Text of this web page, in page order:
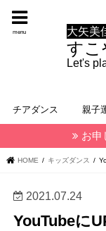
大矢美
すこ
Let's
menu
チアダンス 親子
お申
HOME キッズダンス
2021.07.24
YouTubeに